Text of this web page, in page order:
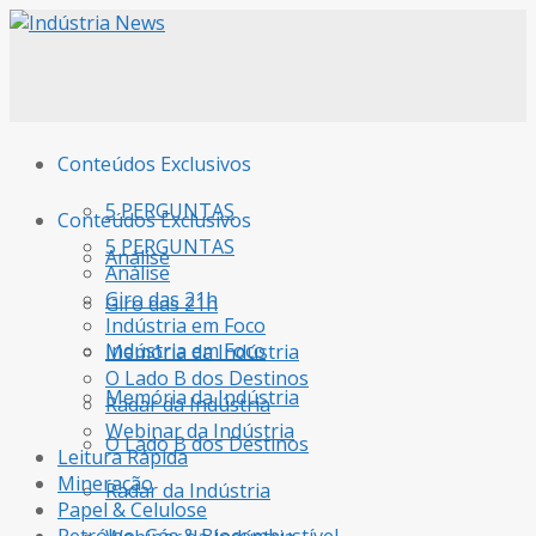
Conteúdos Exclusivos
5 PERGUNTAS
Análise
Giro das 21h
Indústria em Foco
Memória da Indústria
O Lado B dos Destinos
Radar da Indústria
Conteúdos Exclusivos
5 PERGUNTAS
Análise
Giro das 21h
Indústria em Foco
Memória da Indústria
O Lado B dos Destinos
Radar da Indústria
Webinar da Indústria
Leitura Rápida
Mineração
Papel & Celulose